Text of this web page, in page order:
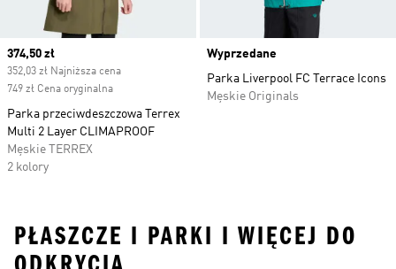
Current price
374,50 zł
352,03 zł Najniższa cena
749 zł Cena oryginalna
Parka przeciwdeszczowa Terrex
Multi 2 Layer CLIMAPROOF
Męskie TERREX
2 kolory
Wyprzedane
Parka Liverpool FC Terrace Icons
Męskie Originals
PŁASZCZE I PARKI I WIĘCEJ DO